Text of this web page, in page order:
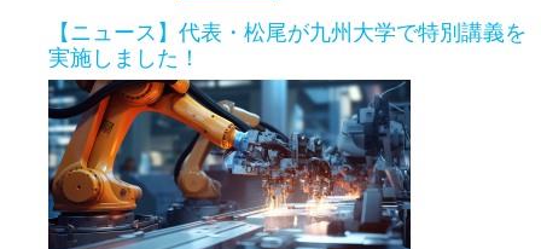
【ニュース】代表・松尾が九州大学で特別講義を
実施しました！